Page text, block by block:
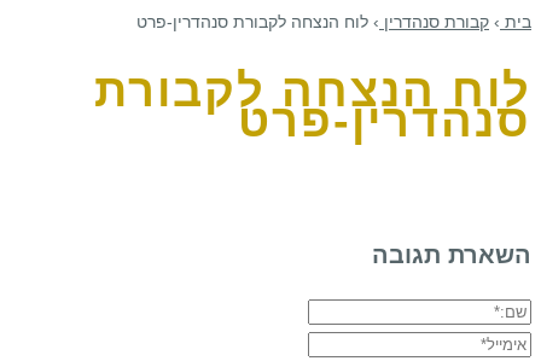
בית › קבורת סנהדרין › לוח הנצחה לקבורת סנהדרין-פרט
לוח הנצחה לקבורת
סנהדרין-פרט
השארת תגובה
שם:*
אימייל*